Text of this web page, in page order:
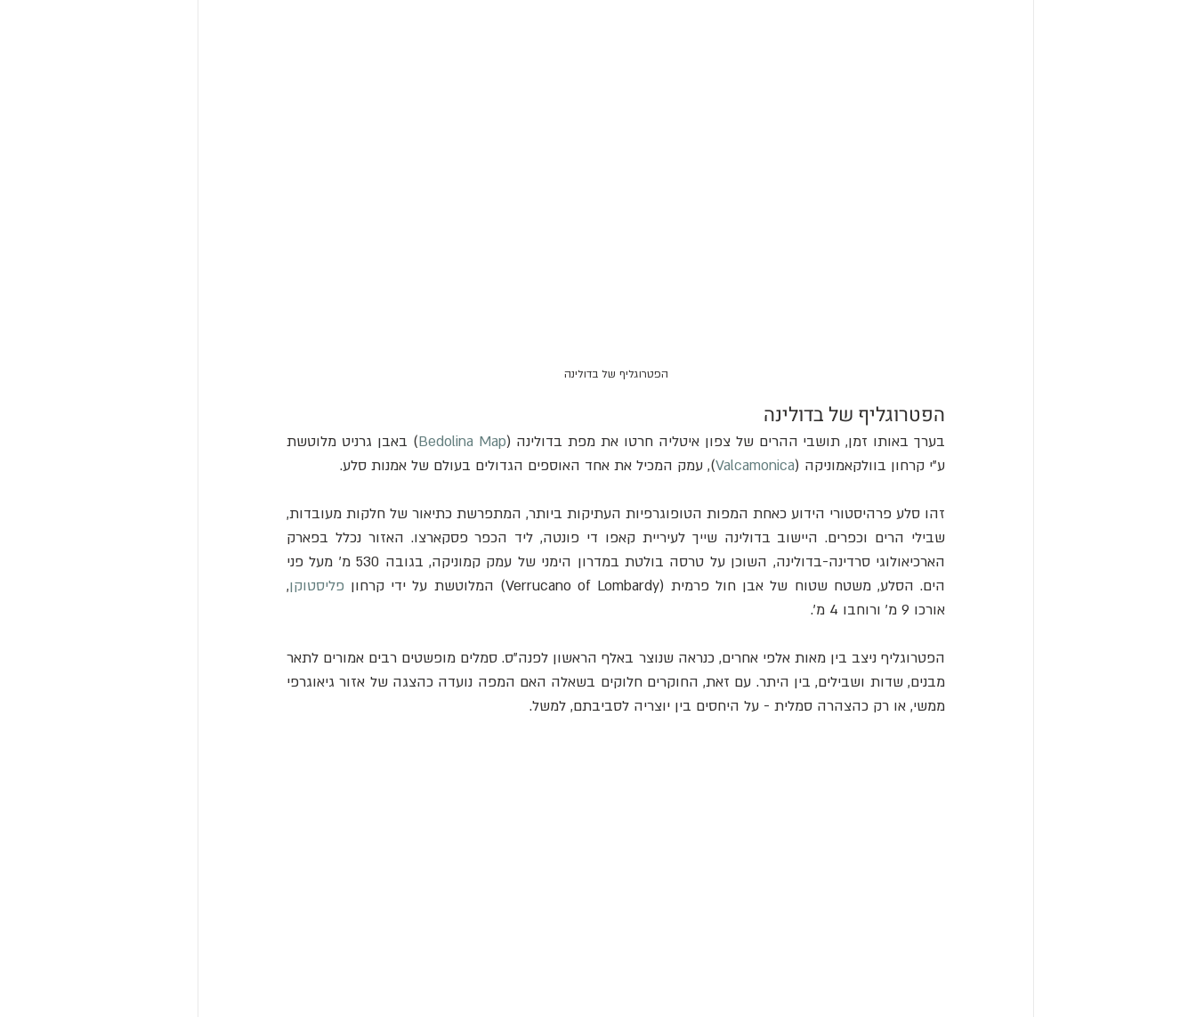
הפטרוגליף של בדולינה
הפטרוגליף של בדולינה
בערך באותו זמן, תושבי ההרים של צפון איטליה חרטו את מפת בדולינה (Bedolina Map
ע"י קרחון בוולקאמוניקה (Valcamonica), עמק המכיל את אחד האוספים הגדולים בעולם של אמנות סלע.
הים. הסלע, משטח שטוח של אבן חול פרמית (Verrucano of Lombardy) המלוטשת על ידי קרחון
פליסטוקן
אורכו 9 מ' ורוחבו 4 מ'.
ממשי, או רק כהצהרה סמלית - על היחסים בין יוצריה לסביבתם, למשל.